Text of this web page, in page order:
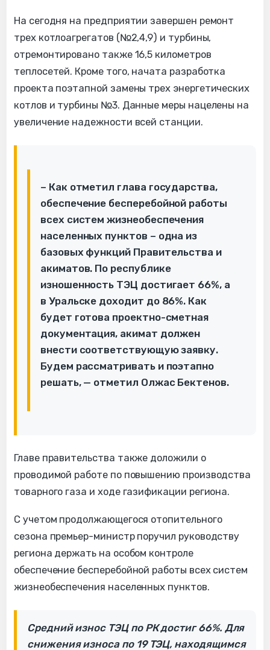
На сегодня на предприятии завершен ремонт
трех котлоагрегатов (№2,4,9) и турбины,
отремонтировано также 16,5 километров
теплосетей. Кроме того, начата разработка
проекта поэтапной замены трех энергетических
котлов и турбины №3. Данные меры нацелены на
увеличение надежности всей станции.
– Как отметил глава государства,
обеспечение бесперебойной работы
всех систем жизнеобеспечения
населенных пунктов – одна из
базовых функций Правительства и
акиматов. По республике
изношенность ТЭЦ достигает 66%, а
в Уральске доходит до 86%. Как
будет готова проектно-сметная
документация, акимат должен
внести соответствующую заявку.
Будем рассматривать и поэтапно
решать, — отметил Олжас Бектенов.
Главе правительства также доложили о
проводимой работе по повышению производства
товарного газа и ходе газификации региона.
С учетом продолжающегося отопительного
сезона премьер-министр поручил руководству
региона держать на особом контроле
обеспечение бесперебойной работы всех систем
жизнеобеспечения населенных пунктов.
Средний износ ТЭЦ по РК достиг 66%. Для
снижения износа по 19 ТЭЦ, находящимся